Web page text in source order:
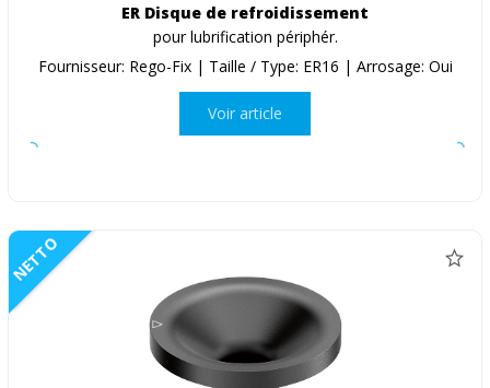
ER Disque de refroidissement
pour lubrification périphér.
Fournisseur: Rego-Fix | Taille / Type: ER16 | Arrosage: Oui
Voir article
NETTO